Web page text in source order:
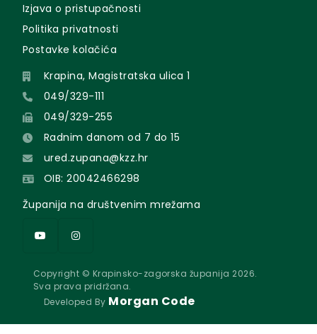
Izjava o pristupačnosti
Politika privatnosti
Postavke kolačića
Krapina, Magistratska ulica 1
049/329-111
049/329-255
Radnim danom od 7 do 15
ured.zupana@kzz.hr
OIB: 20042466298
Županija na društvenim mrežama
Copyright © Krapinsko-zagorska županija 2026.
Sva prava pridržana.
Developed By Morgan Code